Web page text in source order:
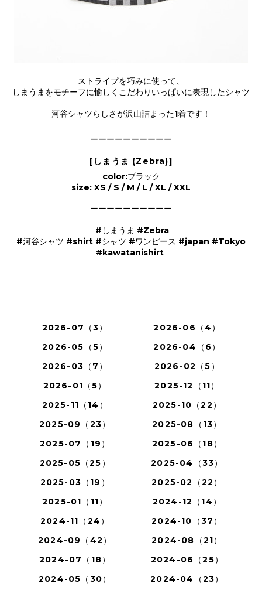
ストライプを巧みに使って、
しまうまをモチーフに愉しくこだわりいっぱいに表現したシャツ
河谷シャツらしさが沢山詰まった1着です！
ーーーーーーーーーー
[しまうま (Zebra)]
color:ブラック
size: XS / S / M / L / XL / XXL
ーーーーーーーーーー
#しまうま #Zebra
#河谷シャツ #shirt #シャツ #ワンピース #japan #Tokyo
#kawatanishirt
2026-07（3）
2026-06（4）
2026-05（5）
2026-04（6）
2026-03（7）
2026-02（5）
2026-01（5）
2025-12（11）
2025-11（14）
2025-10（22）
2025-09（23）
2025-08（13）
2025-07（19）
2025-06（18）
2025-05（25）
2025-04（33）
2025-03（19）
2025-02（22）
2025-01（11）
2024-12（14）
2024-11（24）
2024-10（37）
2024-09（42）
2024-08（21）
2024-07（18）
2024-06（25）
2024-05（30）
2024-04（23）